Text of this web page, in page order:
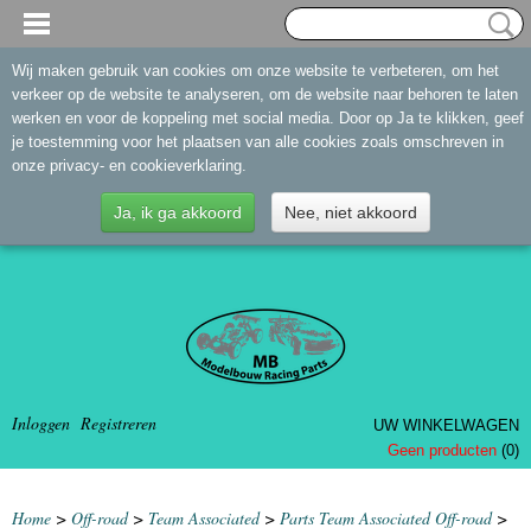
Inloggen Registreren
UW WINKELWAGEN
Geen producten (0)
Home > Off-road> Team Associated> Parts Team Associated Off-road>
Wij maken gebruik van cookies om onze website te verbeteren, om het
verkeer op de website te analyseren, om de website naar behoren te laten
werken en voor de koppeling met social media. Door op Ja te klikken, geef
je toestemming voor het plaatsen van alle cookies zoals omschreven in
onze privacy- en cookieverklaring.
Ja, ik ga akkoord Nee, niet akkoord